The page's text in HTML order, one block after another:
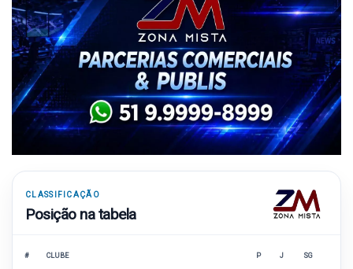
CLASSIFICAÇÃO
Posição na tabela
# CLUBE P J SG